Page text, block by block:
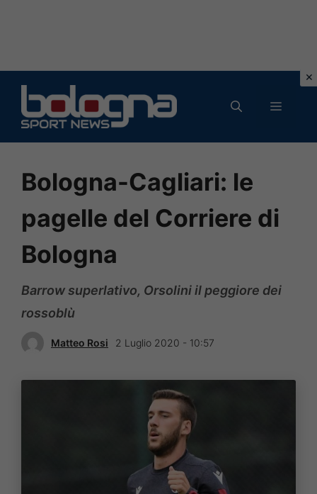
contenuto
MENU
Bologna-Cagliari: le
pagelle del Corriere di
Bologna
Barrow superlativo, Orsolini il peggiore dei
rossoblù
Matteo Rosi 2 Luglio 2020 - 10:57